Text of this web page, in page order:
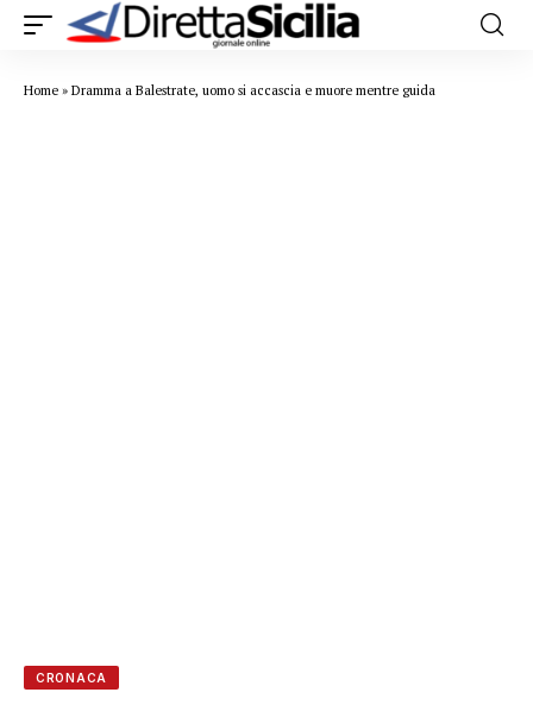
Home » Dramma a Balestrate, uomo si accascia e muore mentre guida
CRONACA